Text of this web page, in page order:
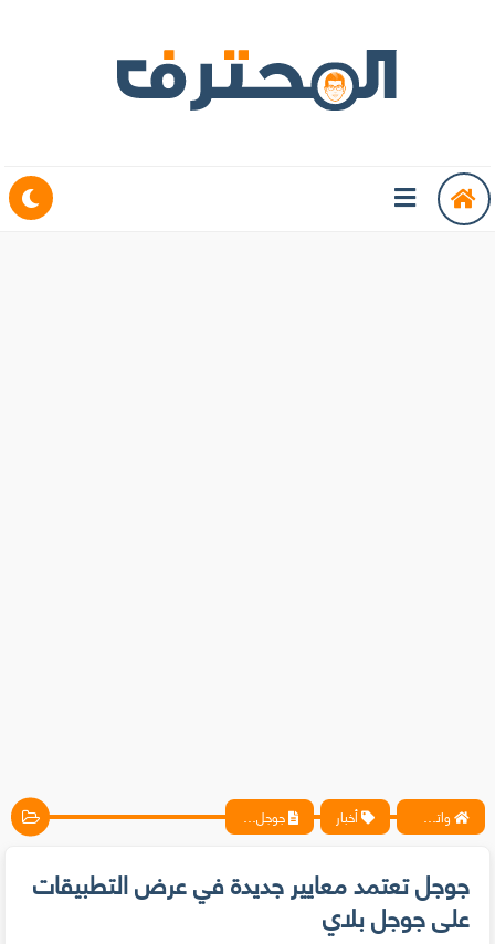
واتس آب ، فيسبوك ، أنترنت ، شروحات تقنية حصرية - المحترف أخبار جوجل تعتمد معايير جديدة في عرض التطبيقات على جوجل بلاي
جوجل تعتمد معايير جديدة في عرض التطبيقات
على جوجل بلاي